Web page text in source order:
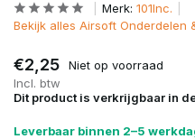
Merk: 101Inc.
Bekijk alles Airsoft Onderdelen
€2,25
Niet op voorraad
Incl. btw
Dit product is verkrijgbaar in
Leverbaar binnen 2–5